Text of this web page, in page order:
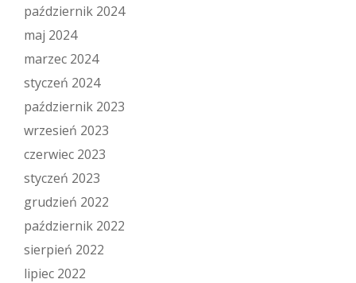
październik 2024
maj 2024
marzec 2024
styczeń 2024
październik 2023
wrzesień 2023
czerwiec 2023
styczeń 2023
grudzień 2022
październik 2022
sierpień 2022
lipiec 2022